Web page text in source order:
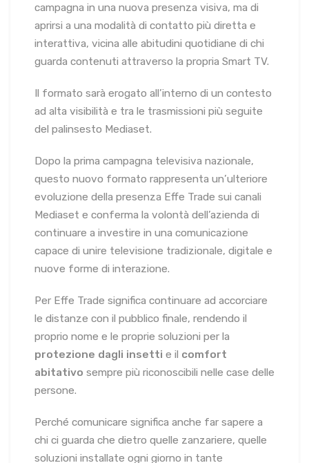
campagna in una nuova presenza visiva, ma di
aprirsi a una modalità di contatto più diretta e
interattiva, vicina alle abitudini quotidiane di chi
guarda contenuti attraverso la propria Smart TV.
Il formato sarà erogato all’interno di un contesto
ad alta visibilità e tra le trasmissioni più seguite
del palinsesto Mediaset.
Dopo la prima campagna televisiva nazionale,
questo nuovo formato rappresenta un’ulteriore
evoluzione della presenza Effe Trade sui canali
Mediaset e conferma la volontà dell’azienda di
continuare a investire in una comunicazione
capace di unire televisione tradizionale, digitale e
nuove forme di interazione.
Per Effe Trade significa continuare ad accorciare
le distanze con il pubblico finale, rendendo il
proprio nome e le proprie soluzioni per la
protezione dagli insetti e il comfort
abitativo sempre più riconoscibili nelle case delle
persone.
Perché comunicare significa anche far sapere a
chi ci guarda che dietro quelle zanzariere, quelle
soluzioni installate ogni giorno in tante